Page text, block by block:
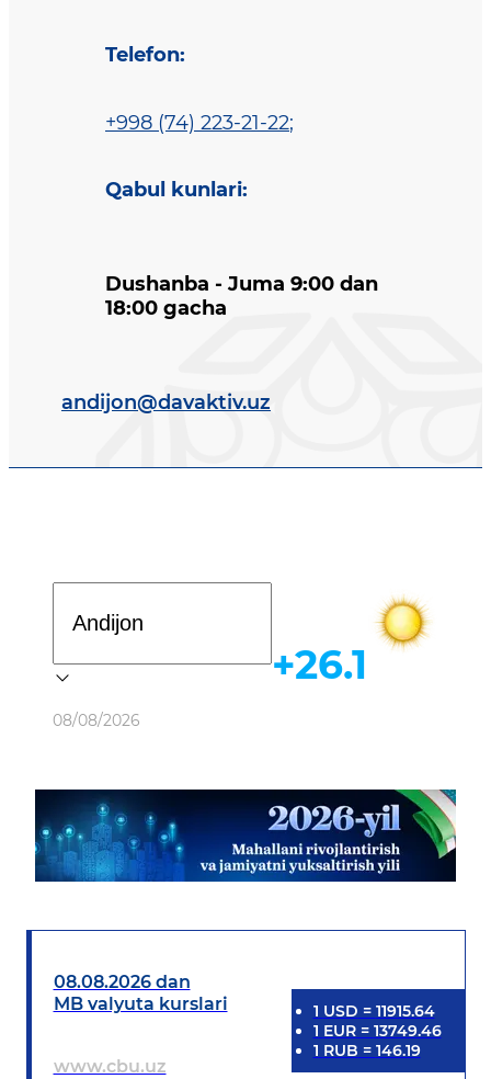
Telefon:
+998 (74) 223-21-22;
Qabul kunlari:
Dushanba - Juma 9:00 dan
18:00 gacha
andijon@davaktiv.uz
Ob-havo
08/08/2026
+26.1
08.08.2026 dan
MB valyuta kurslari
www.cbu.uz
1 USD = 11915.64
1 EUR= 13749.46
1 RUB = 146.19